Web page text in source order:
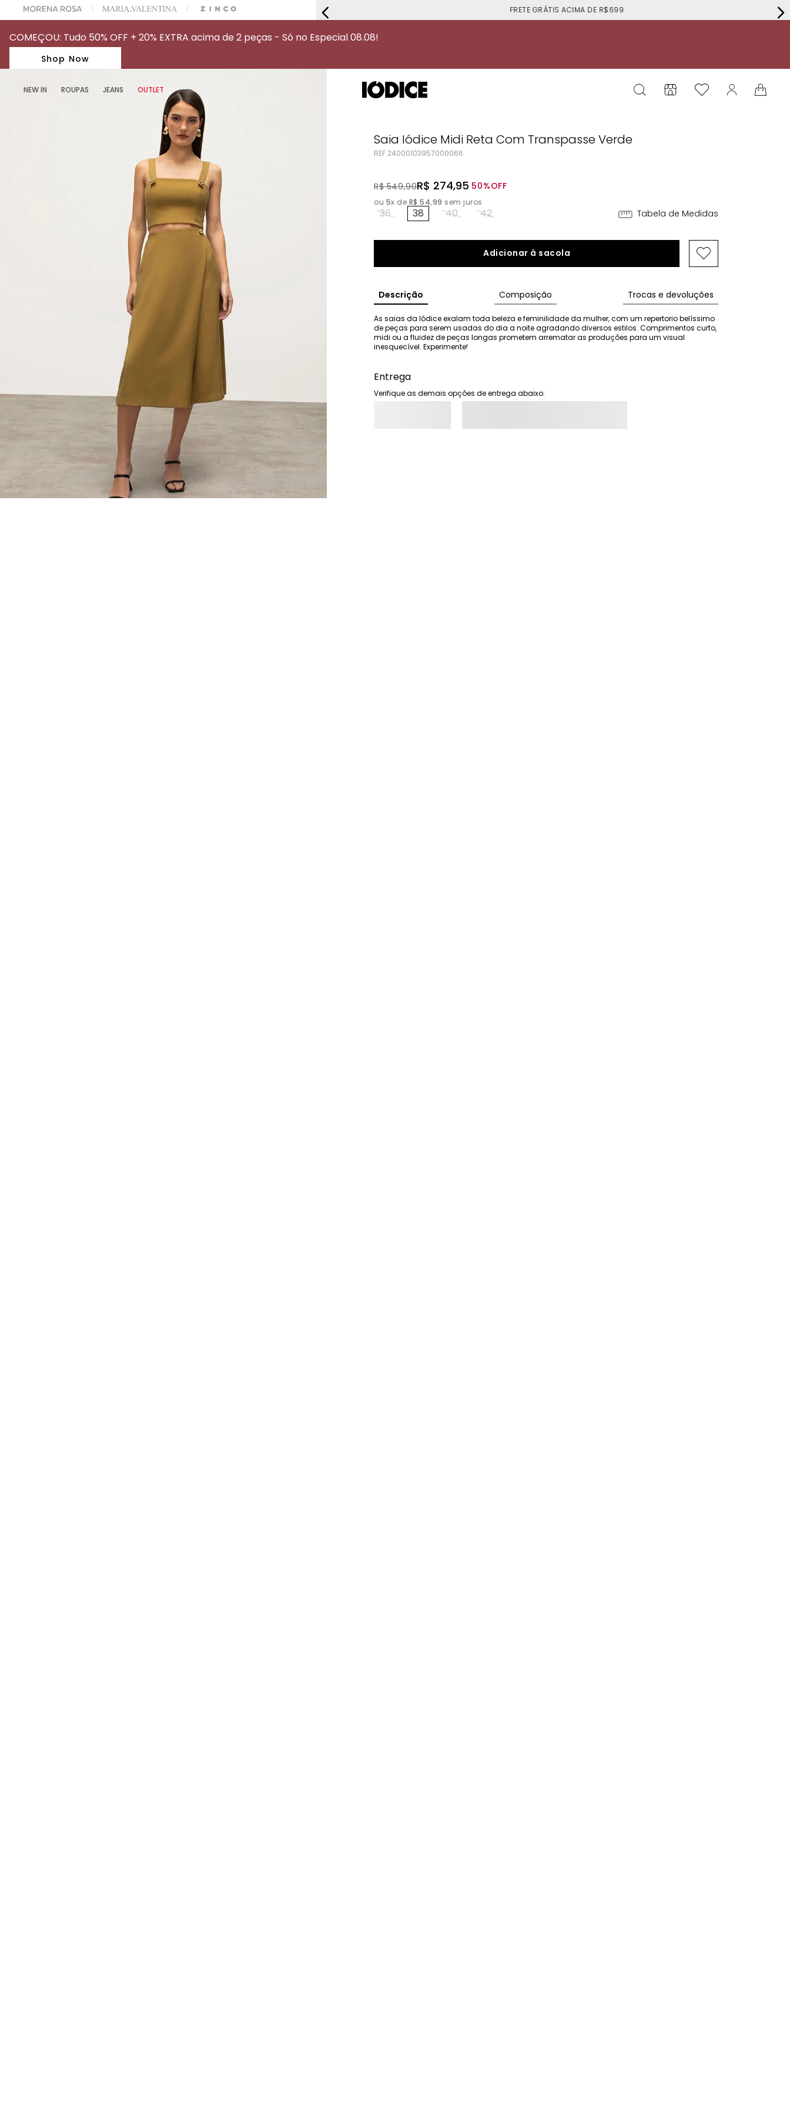
ESCOLHER SEU LOOK? FALE COM NOSSA PERSONAL SHOPPER. FRETE GRÁTIS ACIMA DE R$699
COMEÇOU: Tudo 50% OFF + 20% EXTRA acima de 2 peças - Só no Especial 08.08!
Shop Now
NEW IN ROUPAS JEANS OUTLET
Saia Iódice Midi Reta Com Transpasse Verde
REF.24000103957000066
R$ 549,90R$ 274,95 50%OFF
ou 5x de R$ 54,99 sem juros
36 38 40 42 Tabela de Medidas
Adicionar à sacola
Descrição Composição Trocas e devoluções
As saias da Iódice exalam toda beleza e feminilidade da mulher, com um repertorio belíssimo
de peças para serem usadas do dia a noite agradando diversos estilos. Comprimentos curto,
midi ou a fluidez de peças longas prometem arrematar as produções para um visual
inesquecível. Experimente!
Entrega
Verifique as demais opções de entrega abaixo: